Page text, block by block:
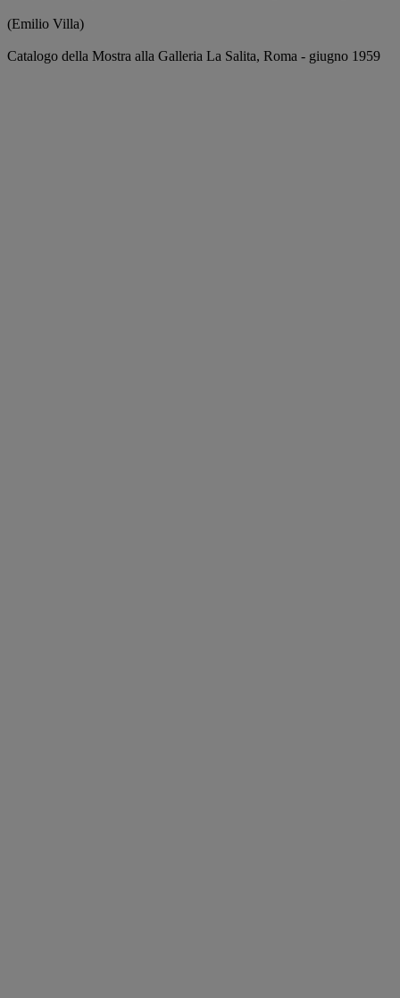
(Emilio Villa)
Catalogo della Mostra alla Galleria La Salita, Roma - giugno 1959